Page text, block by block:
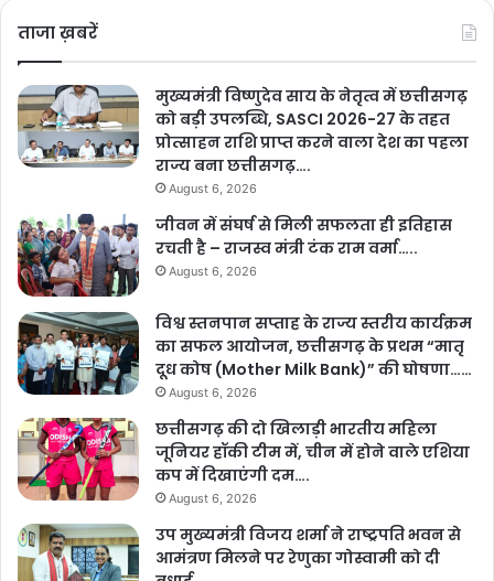
ताजा ख़बरें
मुख्यमंत्री विष्णुदेव साय के नेतृत्व में छत्तीसगढ़
को बड़ी उपलब्धि, SASCI 2026-27 के तहत
प्रोत्साहन राशि प्राप्त करने वाला देश का पहला
राज्य बना छत्तीसगढ़….
August 6, 2026
जीवन में संघर्ष से मिली सफलता ही इतिहास
रचती है – राजस्व मंत्री टंक राम वर्मा…..
August 6, 2026
विश्व स्तनपान सप्ताह के राज्य स्तरीय कार्यक्रम
का सफल आयोजन, छत्तीसगढ़ के प्रथम “मातृ
दूध कोष (Mother Milk Bank)” की घोषणा……
August 6, 2026
छत्तीसगढ़ की दो खिलाड़ी भारतीय महिला
जूनियर हॉकी टीम में, चीन में होने वाले एशिया
कप में दिखाएंगी दम….
August 6, 2026
उप मुख्यमंत्री विजय शर्मा ने राष्ट्रपति भवन से
आमंत्रण मिलने पर रेणुका गोस्वामी को दी